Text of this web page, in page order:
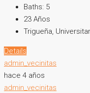
Baths: 5
23 Años
Trigueña,
Details
admin_vecinitas
hace 4 años
admin_vecinitas